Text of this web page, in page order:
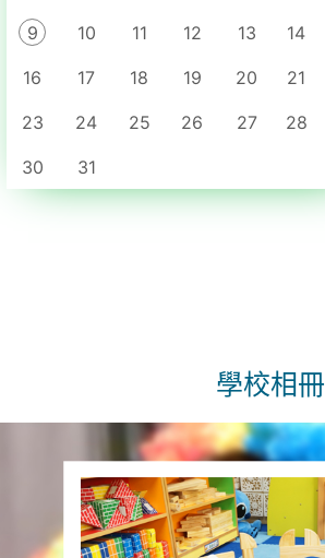
五月
八月
九月
十月
9 10 11 12 13 14
16 17 18 19 20 21
23 24 25 26 27 28
30 31
八月 9, 2026
學校相冊